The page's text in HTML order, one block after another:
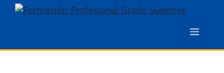
Saltar
Menú